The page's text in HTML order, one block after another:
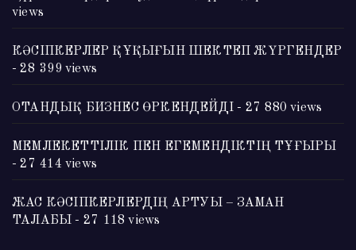
views
КӘСІПКЕРЛЕР ҚҰҚЫҒЫН ШЕКТЕП ЖҮРГЕНДЕР
- 28 399 views
ОТАНДЫҚ БИЗНЕС ӨРКЕНДЕЙДІ - 27 880 views
МЕМЛЕКЕТТІЛІК ПЕН ЕГЕМЕНДІКТІҢ ТҰҒЫРЫ
- 27 414 views
ЖАС КӘСІПКЕРЛЕРДІҢ АРТУЫ – ЗАМАН
ТАЛАБЫ - 27 118 views